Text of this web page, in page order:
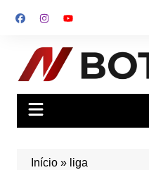
para
conteúdo
Início» liga